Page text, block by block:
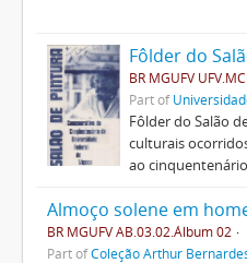
Fôlder do
BR MGUFV
Part of
Fôlder do Salão
culturais
ao cinquentenário
BR MGUFV AB.03.02.Álbum 02
Part ofColeção Arthur